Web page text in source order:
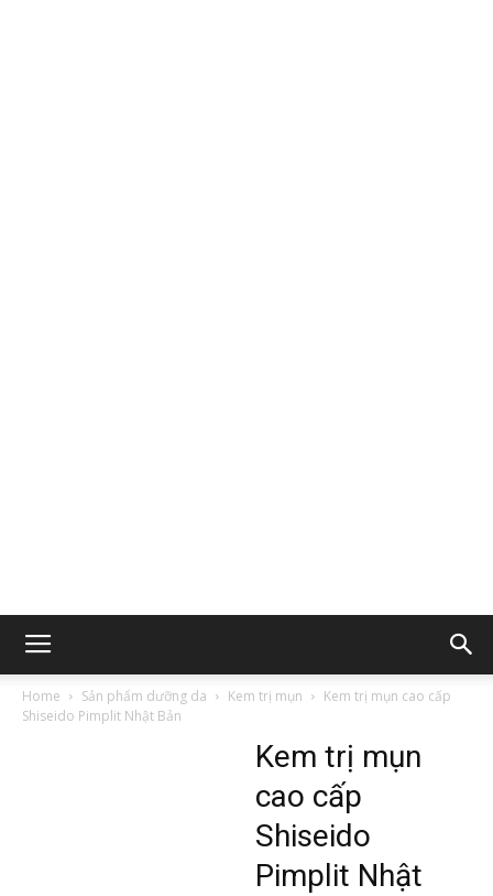
Home Sản phẩm dưỡng da Kem trị mụn
Kem trị mụn cao cấp
Shiseido Pimplit Nhật Bản
Kem trị mụn
cao cấp
Shiseido
Pimplit Nhật